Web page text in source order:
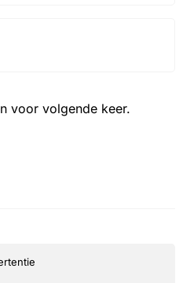
voor volgende keer.